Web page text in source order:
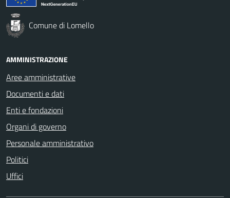
Comune di Lomello
AMMINISTRAZIONE
Aree amministrative
Documenti e dati
Enti e fondazioni
Organi di governo
Personale amministrativo
Politici
Uffici